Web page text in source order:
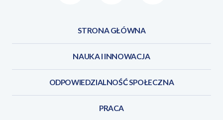
STRONA GŁÓWNA
NAUKA I INNOWACJA
ODPOWIEDZIALNOŚĆ SPOŁECZNA
PRACA